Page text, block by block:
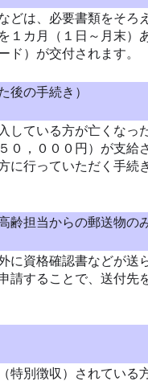
どは、必要書類をそろ
１カ月（１日～月末）
ド）が交付されます。
後の手続き）
している方が亡くなっ
０，０００円）が支給
に行っていただく手続
担当からの郵送物のみ
に資格確認書などが送
請することで、送付先
特別徴収）されている